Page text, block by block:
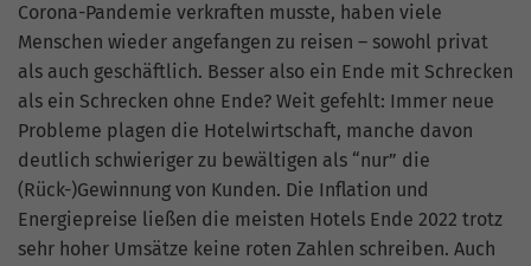
Corona-Pandemie verkraften musste, haben viele
Menschen wieder angefangen zu reisen – sowohl privat
als auch geschäftlich. Besser also ein Ende mit Schrecken
als ein Schrecken ohne Ende? Weit gefehlt: Immer neue
Probleme plagen die Hotelwirtschaft, manche davon
deutlich schwieriger zu bewältigen als “nur” die
(Rück-)Gewinnung von Kunden. Die Inflation und
Energiepreise ließen die meisten Hotels Ende 2022 trotz
sehr hoher Umsätze keine roten Zahlen schreiben. Auch